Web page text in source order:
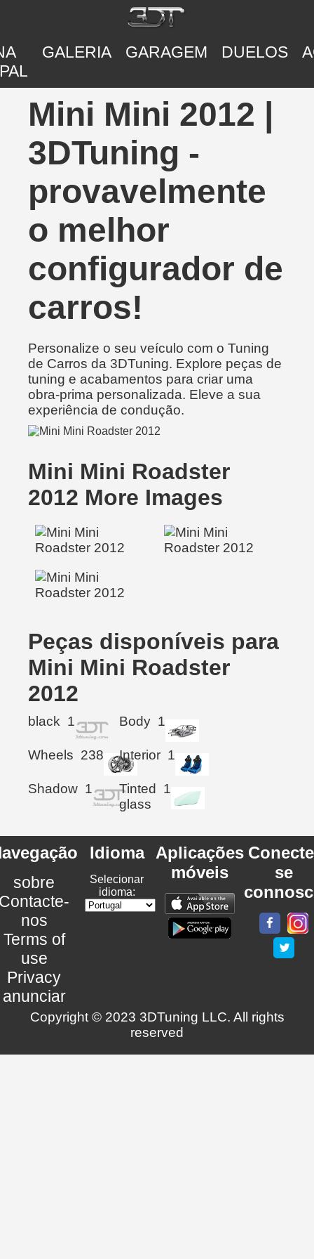
GALERIA GARAGEM DUELOS
Mini Mini 2012 |
3DTuning -
provavelmente
o melhor
configurador de
carros!
Personalize o seu veículo com o Tuning
de Carros da 3DTuning. Explore peças de
tuning e acabamentos para criar uma
obra-prima personalizada. Eleve a sua
experiência de condução.
Mini Mini Roadster
2012 More Images
Peças disponíveis para
Mini Mini Roadster
2012
black 1 Body 1
Wheels 238 Interior 1
Shadow 1
Tinted
glass
1
sobre
nos
Terms of
use
Privacy
anunciar
Idioma
Selecionar
idioma:
Aplicações
móveis
se
Copyright © 2023 3DTuning LLC. All rights
reserved